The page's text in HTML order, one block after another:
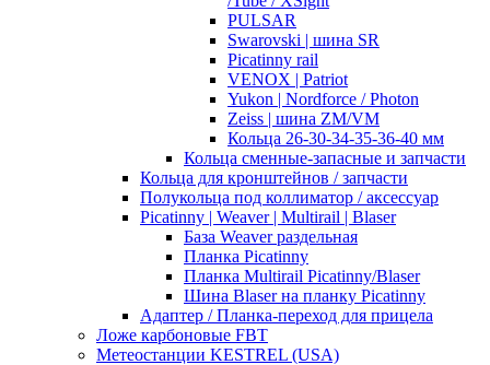
PULSAR
Swarovski | шина SR
Picatinny rail
VENOX | Patriot
Yukon | Nordforce / Photon
Zeiss | шина ZM/VM
Кольца 26-30-34-35-36-40 мм
Кольца сменные-запасные и запчасти
Кольца для кронштейнов / запчасти
Полукольца под коллиматор / аксессуар
Picatinny | Weaver | Multirail | Blaser
База Weaver раздельная
Планка Picatinny
Планка Multirail Picatinny/Blaser
Шина Blaser на планку Picatinny
Адаптер / Планка-переход для прицела
Ложе карбоновые FBT
Метеостанции KESTREL (USA)